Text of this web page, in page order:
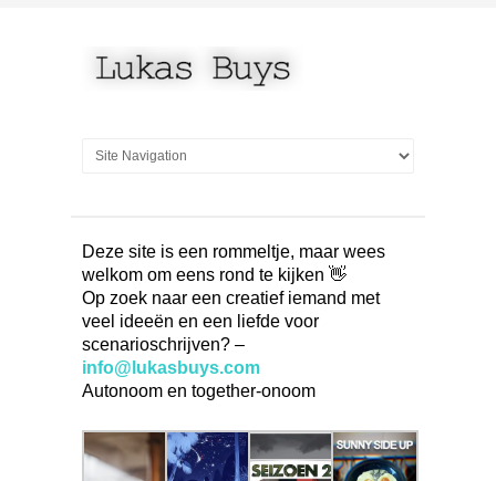
Deze site is een rommeltje, maar wees
welkom om eens rond te kijken 👋
Op zoek naar een creatief iemand met
veel ideeën en een liefde voor
scenarioschrijven? –
info@lukasbuys.com
Autonoom en together-onoom